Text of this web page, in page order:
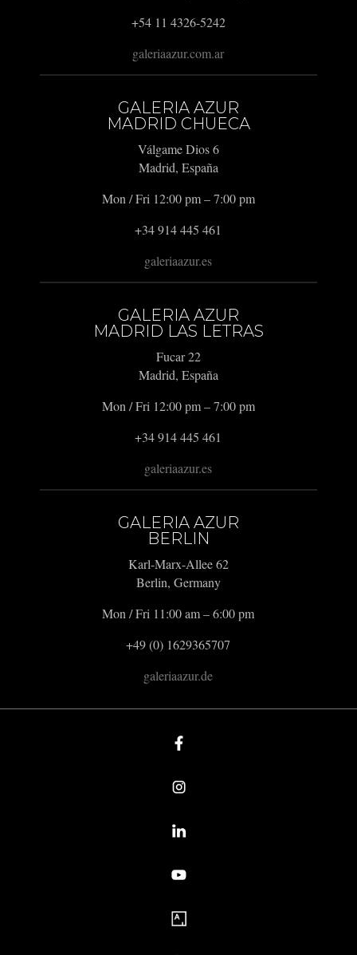
+54 11 4326-5242
galeriaazur.com.ar
GALERIA AZUR
MADRID CHUECA
Válgame Dios 6
Madrid, España
Mon / Fri 12:00 pm – 7:00 pm
+34 914 445 461
galeriaazur.es
GALERIA AZUR
MADRID LAS LETRAS
Fucar 22
Madrid, España
Mon / Fri 12:00 pm – 7:00 pm
+34 914 445 461
galeriaazur.es
GALERIA AZUR
BERLIN
Karl-Marx-Allee 62
Berlin, Germany
Mon / Fri 11:00 am – 6:00 pm
+49 (0) 1629365707
galeriaazur.de